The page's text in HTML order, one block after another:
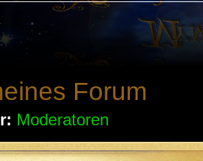
Forum
Moderatoren